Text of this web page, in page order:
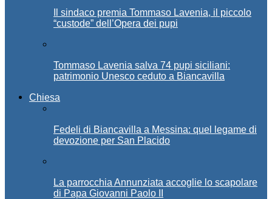
Il sindaco premia Tommaso Lavenia, il piccolo
“custode” dell’Opera dei pupi
Tommaso Lavenia salva 74 pupi siciliani:
patrimonio Unesco ceduto a Biancavilla
Chiesa
Fedeli di Biancavilla a Messina: quel legame di
devozione per San Placido
La parrocchia Annunziata accoglie lo scapolare
di Papa Giovanni Paolo II